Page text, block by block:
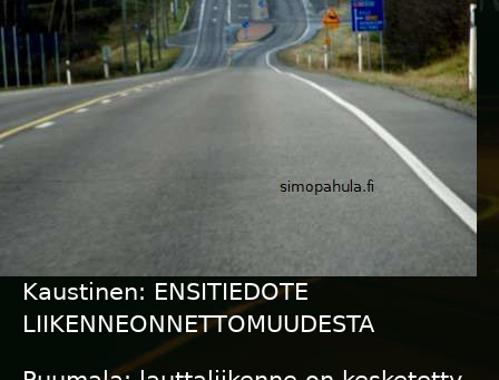
Kaustinen: ENSITIEDOTE
LIIKENNEONNETTOMUUDESTA